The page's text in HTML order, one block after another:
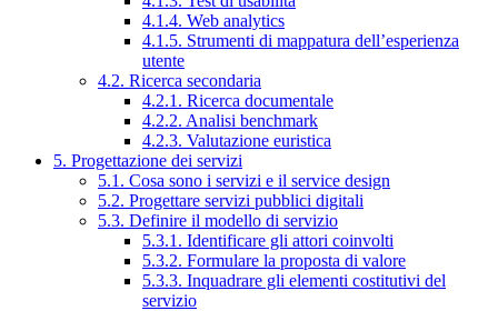
4.1.4. Web analytics
4.1.5. Strumenti di mappatura dell’esperienza
utente
4.2. Ricerca secondaria
4.2.1. Ricerca documentale
4.2.2. Analisi benchmark
4.2.3. Valutazione euristica
5. Progettazione dei servizi
5.1. Cosa sono i servizi e il service design
5.2. Progettare servizi pubblici digitali
5.3. Definire il modello di servizio
5.3.1. Identificare gli attori coinvolti
5.3.2. Formulare la proposta di valore
5.3.3. Inquadrare gli elementi costitutivi del
servizio